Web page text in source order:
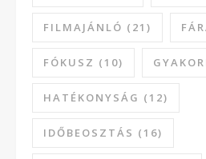
FILMAJÁNLÓ (21)
FÓKUSZ (10)
HATÉKONYSÁG (12)
IDŐBEOSZTÁS (16)